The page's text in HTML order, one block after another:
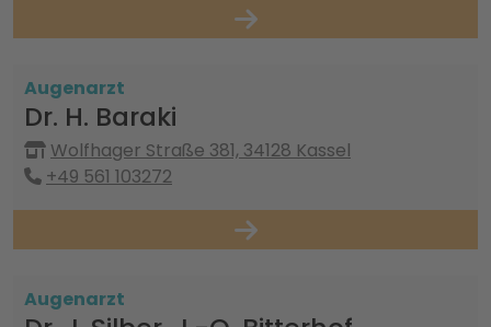
Augenarzt
Dr. H. Baraki
Wolfhager Straße 381, 34128 Kassel
+49 561 103272
Augenarzt